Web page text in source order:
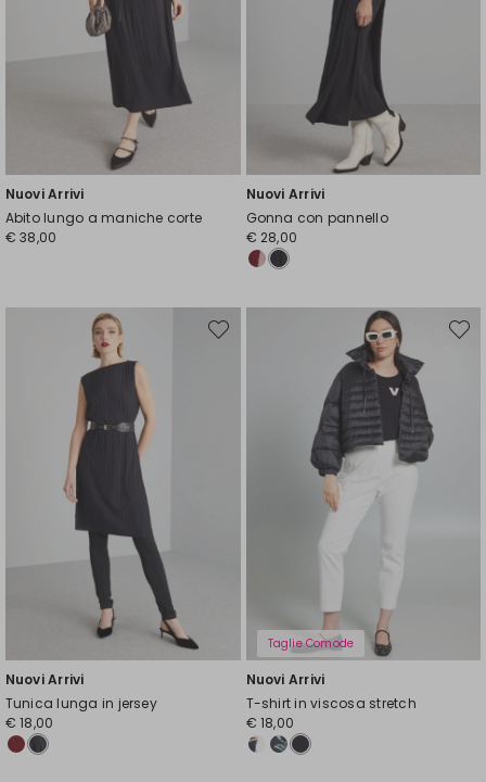
Nuovi Arrivi
Abito lungo a maniche corte
€ 38,00
Nuovi Arrivi
Gonna con pannello
€ 28,00
Nuovi Arrivi
Tunica lunga in jersey
€ 18,00
Sposta
Taglie Comode
Nuovi Arrivi
T-shirt in viscosa stretch
€ 18,00